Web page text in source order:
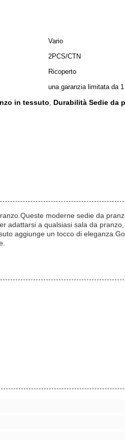
Vario
2PCS/CTN
Ricoperto
una garanzia limitata da
in tessuto, Durabilità Sedie da
moderne sedie da
adattarsi a qualsiasi sala da
aggiunge un tocco di